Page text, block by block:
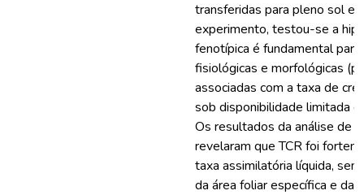
transferidas para pleno sol e
experimento, testou-se a
fenotípica é fundamental
fisiológicas e morfológicas
associadas com a taxa de
sob disponibilidade limitada
Os resultados da análise de
revelaram que TCR foi
taxa assimilatória líquida,
da área foliar específica e da